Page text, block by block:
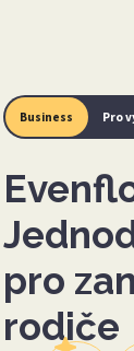
pro
rodiče
Business Pro